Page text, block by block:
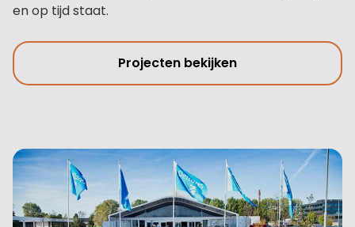
en op tijd staat.
Projecten bekijken